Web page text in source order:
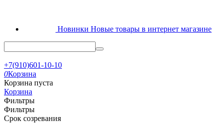
Новинки Новые товары в интернет магазине
+7(910)601-10-10
0Корзина
Корзина пуста
Корзина
Фильтры
Фильтры
Срок созревания